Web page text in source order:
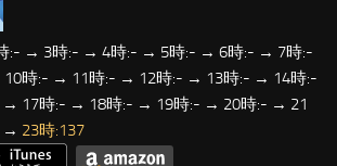
:- → 3時:- → 4時:- → 5時:- → 6時:- → 7時:-
時:- → 11時:- → 12時:- → 13時:- → 14時:-
17時:- → 18時:- → 19時:- → 20時:- → 21
→ 23時:137